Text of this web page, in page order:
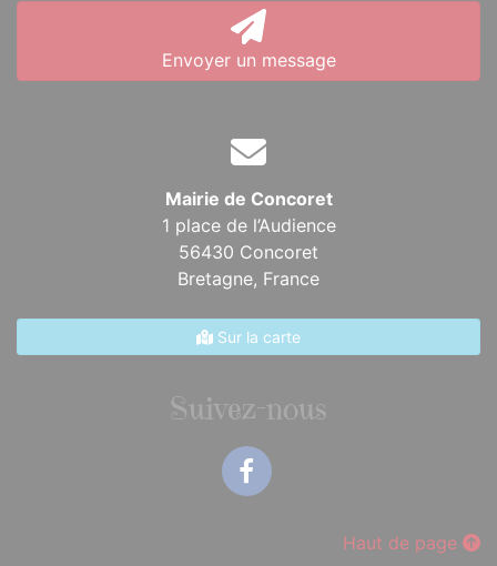
Envoyer un message
Mairie de Concoret
1 place de l’Audience
56430 Concoret
Bretagne, France
Sur la carte
Suivez-nous
Haut de page